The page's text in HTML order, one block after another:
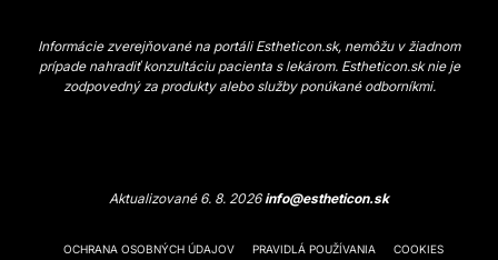
Informácie zverejňované na portáli Estheticon.sk, nemôžu v žiadnom
prípade nahradiť konzultáciu pacienta s lekárom. Estheticon.sk nie je
zodpovedný za produkty alebo služby ponúkané odborníkmi.
Aktualizované 6. 8. 2026info@estheticon.sk
OCHRANA OSOBNÝCH ÚDAJOV PRAVIDLÁ POUŽÍVANIA COOKIES